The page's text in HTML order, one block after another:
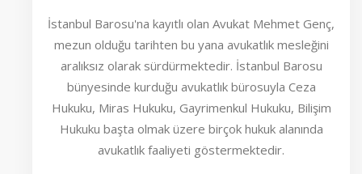
İstanbul Barosu'na kayıtlı olan Avukat Mehmet Genç,
mezun olduğu tarihten bu yana avukatlık mesleğini
aralıksız olarak sürdürmektedir. İstanbul Barosu
bünyesinde kurduğu avukatlık bürosuyla Ceza
Hukuku, Miras Hukuku, Gayrimenkul Hukuku, Bilişim
Hukuku başta olmak üzere birçok hukuk alanında
avukatlık faaliyeti göstermektedir.